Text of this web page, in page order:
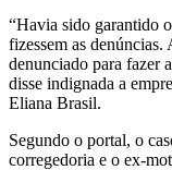
“Havia sido garantido
fizessem as
denunciado para fazer
disse indignada a
Eliana Brasil.
Segundo o portal, o
corregedoria e o ex-